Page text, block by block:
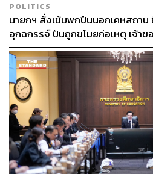
POLITICS
นายกฯ สั่งเข้มพกปืนนอกเคหสถาน
อุกฉกรรจ์ ปืนถูกขโมยก่อเหตุ เจ้า